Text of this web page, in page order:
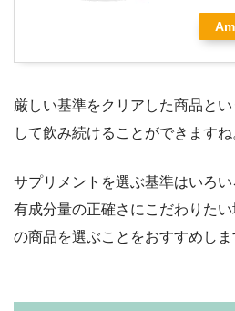
厳しい基準をクリアした商品と
して飲み続けることができますね
サプリメントを選ぶ基準はいろ
有成分量の正確さにこだわりた
の商品を選ぶことをおすすめしま